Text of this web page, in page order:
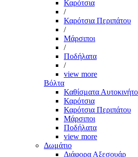
Καρότσια
/
Καρότσια Περιπάτου
/
Μάρσιποι
/
Ποδήλατα
/
view more
Βόλτα
Καθίσματα
Καρότσια
Καρότσια Περιπάτου
Μάρσιποι
Ποδήλατα
view more
Δωμάτιο
Διάφορα Αξεσουάρ